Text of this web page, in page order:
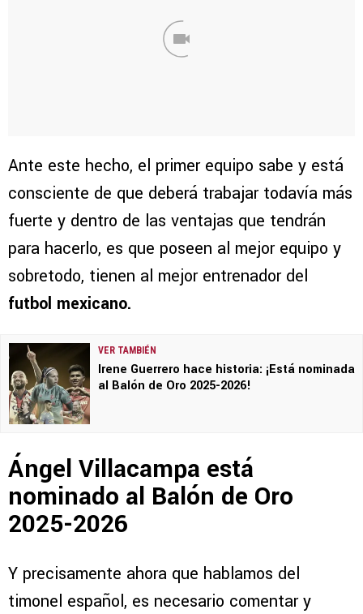
Ante este hecho, el primer equipo sabe y está
consciente de que deberá trabajar todavía más
fuerte y dentro de las ventajas que tendrán
para hacerlo, es que poseen al mejor equipo y
sobretodo, tienen al mejor entrenador del
futbol mexicano.
VER TAMBIÉN
Irene Guerrero hace historia: ¡Está nominada
al Balón de Oro 2025-2026!
Ángel Villacampa está
nominado al Balón de Oro
2025-2026
Y precisamente ahora que hablamos del
timonel español, es necesario comentar y